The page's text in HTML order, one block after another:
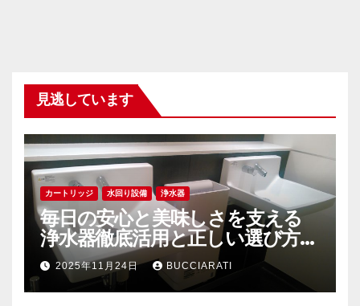
見逃しています
カートリッジ 水回り設備 浄水器
毎日の安心と美味しさを支える
浄水器徹底活用と正しい選び方ガ
イド
2025年11月24日 BUCCIARATI